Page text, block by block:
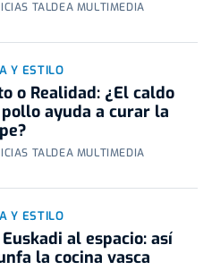
TALDEA MULTIMEDIA
Y ESTILO
o Realidad: ¿El caldo
ayuda a curar la
TALDEA MULTIMEDIA
Y ESTILO
Euskadi al espacio: así
la cocina vasca